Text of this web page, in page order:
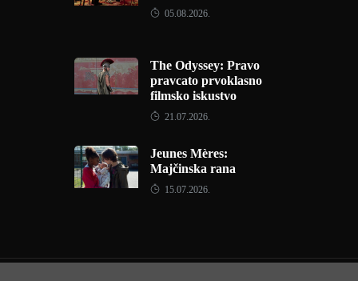
05.08.2026.
The Odyssey: Pravo
pravcato prvoklasno
filmsko iskustvo
21.07.2026.
Jeunes Mères:
Majčinska rana
15.07.2026.